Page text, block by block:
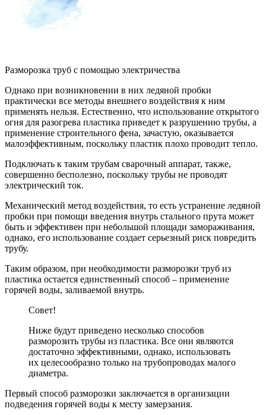
Разморозка труб с помощью электричества
Однако при возникновении в них ледяной пробки
практически все методы внешнего воздействия к ним
применять нельзя. Естественно, что использование открытого
огня для разогрева пластика приведет к разрушению трубы, а
применение строительного фена, зачастую, оказывается
малоэффективным, поскольку пластик плохо проводит тепло.
Подключать к таким трубам сварочный аппарат, также,
совершенно бесполезно, поскольку трубы не проводят
электрический ток.
Механический метод воздействия, то есть устранение ледяной
пробки при помощи введения внутрь стального прута может
быть и эффективен при небольшой площади замораживания,
однако, его использование создает серьезный риск повредить
трубу.
Таким образом, при необходимости разморозки труб из
пластика остается единственный способ – применение
горячей воды, заливаемой внутрь.
Совет!
Ниже будут приведено несколько способов
разморозить трубы из пластика. Все они являются
достаточно эффективными, однако, использовать
их целесообразно только на трубопроводах малого
диаметра.
Первый способ разморозки заключается в организации
подведения горячей воды к месту замерзания.